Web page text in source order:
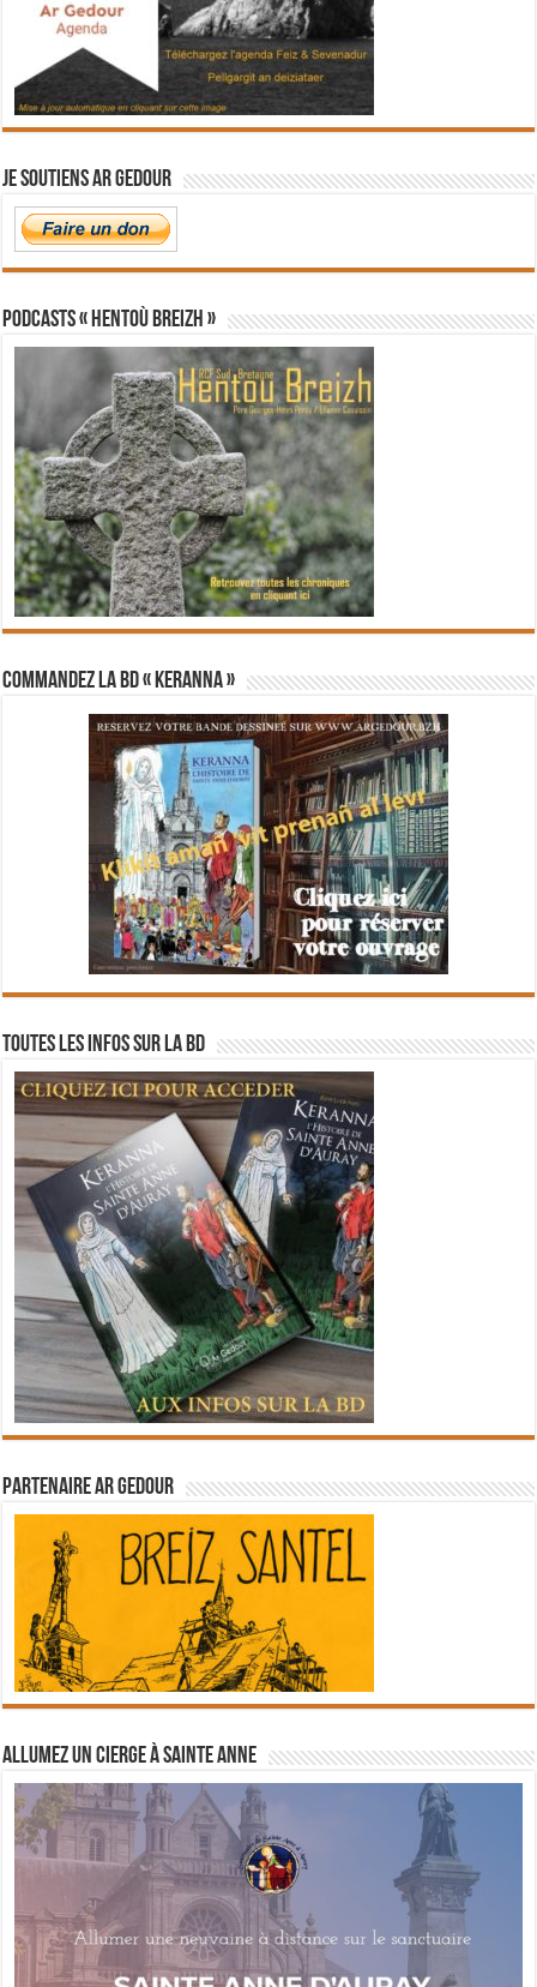
Je soutiens Ar Gedour
PODCASTS « Hentoù Breizh »
Commandez la BD « Keranna »
Toutes les infos sur la BD
Partenaire Ar Gedour
Allumez un cierge à Sainte Anne